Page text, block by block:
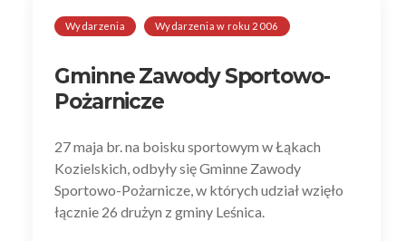
Wydarzenia Wydarzenia w roku 2006
Gminne Zawody Sportowo-
Pożarnicze
27 maja br. na boisku sportowym w Łąkach
Kozielskich, odbyły się Gminne Zawody
Sportowo-Pożarnicze, w których udział wzięło
łącznie 26 drużyn z gminy Leśnica.